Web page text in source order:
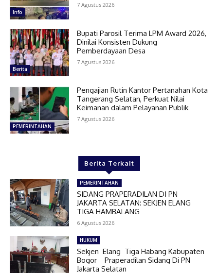
Info
7 Agustus 2026
Berita
Bupati Parosil Terima LPM Award 2026,
Dinilai Konsisten Dukung
Pemberdayaan Desa
7 Agustus 2026
PEMERINTAHAN
Pengajian Rutin Kantor Pertanahan Kota
Tangerang Selatan, Perkuat Nilai
Keimanan dalam Pelayanan Publik
7 Agustus 2026
Berita Terkait
PEMERINTAHAN
SIDANG PRAPERADILAN DI PN
JAKARTA SELATAN: SEKJEN ELANG
TIGA HAMBALANG
6 Agustus 2026
HUKUM
Sekjen Elang Tiga Habang Kabupaten
Bogor Praperadilan Sidang Di PN
Jakarta Selatan